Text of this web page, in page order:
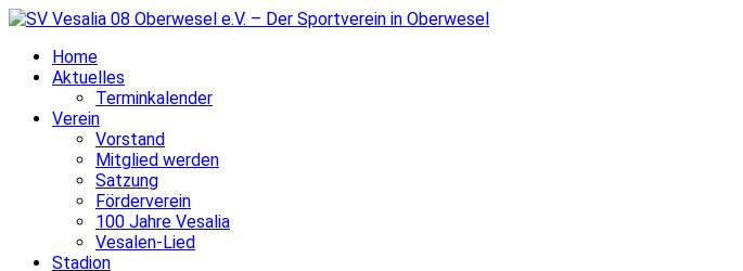
Home
Aktuelles
Terminkalender
Verein
Vorstand
Mitglied werden
Satzung
Förderverein
100 Jahre Vesalia
Vesalen-Lied
Stadion